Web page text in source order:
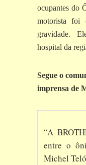
ocupantes do
motorista foi
gravidade.
hospital da
Segue o
imprensa de
“A
entre o
Michel